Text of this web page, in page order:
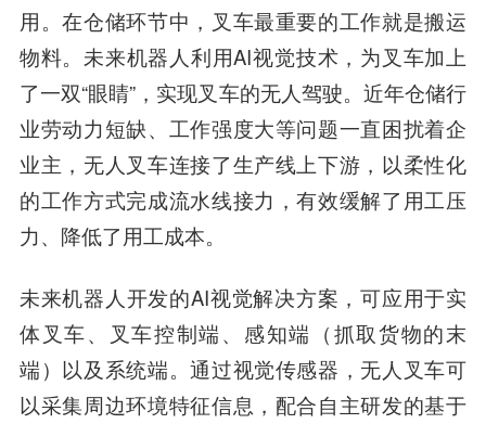
用。在仓储环节中，叉车最重要的工作就是搬运
物料。未来机器人利用AI视觉技术，为叉车加上
了一双“眼睛”，实现叉车的无人驾驶。近年仓储行
业劳动力短缺、工作强度大等问题一直困扰着企
业主，无人叉车连接了生产线上下游，以柔性化
的工作方式完成流水线接力，有效缓解了用工压
力、降低了用工成本。
未来机器人开发的AI视觉解决方案，可应用于实
体叉车、叉车控制端、感知端（抓取货物的末
端）以及系统端。通过视觉传感器，无人叉车可
以采集周边环境特征信息，配合自主研发的基于